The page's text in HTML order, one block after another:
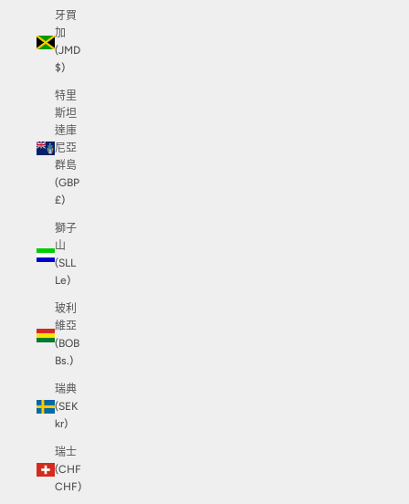
牙買
加
(JMD
$)
特里
斯坦
達庫
尼亞
群島
(GBP
£)
獅子
山
(SLL
Le)
玻利
維亞
(BOB
Bs.)
瑞典
(SEK
kr)
瑞士
(CHF
CHF)